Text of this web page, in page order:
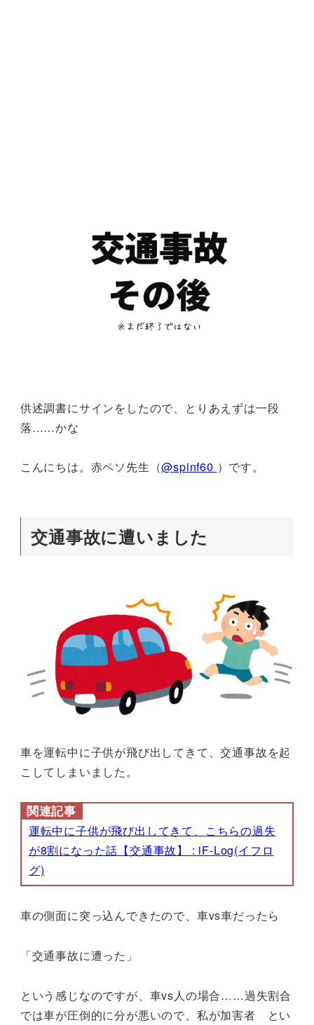
供述調書にサインをしたので、とりあえずは一段
落……かな
こんにちは。赤ペソ先生（@spinf60 ）です。
交通事故に遭いました
車を運転中に子供が飛び出してきて、交通事故を起
こしてしまいました。
関連記事
運転中に子供が飛び出してきて、こちらの過失
が8割になった話【交通事故】 : iF-Log(イフロ
グ)
車の側面に突っ込んできたので、車vs車だったら
「交通事故に遭った」
という感じなのですが、車vs人の場合……過失割合
では車が圧倒的に分が悪いので、私が加害者 とい